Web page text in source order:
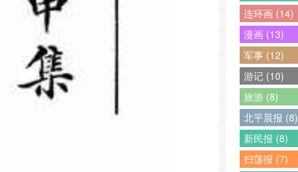
连环画 (14)
漫画 (13)
军事 (12)
游记 (10)
旅游 (8)
北平晨报 (8)
新民报 (8)
扫荡报 (7)